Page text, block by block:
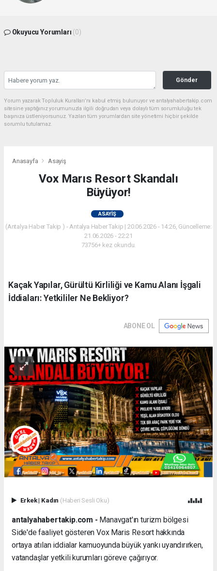
Okuyucu Yorumları (0)
Gönder
Yorum yazarak Topluluk Kuralları’nı kabul etmiş bulunuyor ve antalyahabertakip.com
sitesine yaptığınız yorumunuzla ilgili doğrudan veya dolaylı tüm sorumluluğu tek
başınıza üstleniyorsunuz. Yazılan tüm yorumlardan site yönetimi hiçbir şekilde
sorumlu tutulamaz.
Anasayfa Asayiş
Vox Marıs Resort Skandalı
Büyüyor!
ASAYIŞ
(Antalya Haber Takip ) - Antalya Haber Takip | 20.06.2026 - 14:26, Güncelleme:
21.06.2026 - 22:21
73756+ kez okundu.
Kaçak Yapılar, Gürültü Kirliliği ve Kamu Alanı İşgali
İddiaları: Yetkililer Ne Bekliyor?
ABONE OL
Erkek| Kadın (Haberi Sesli Oku)
antalyahabertakip.com - Manavgat'ın turizm bölgesi
Side'de faaliyet gösteren Vox Maris Resort hakkında
ortaya atılan iddialar kamuoyunda büyük yankı uyandırırken,
vatandaşlar yetkili kurumları göreve çağırıyor.